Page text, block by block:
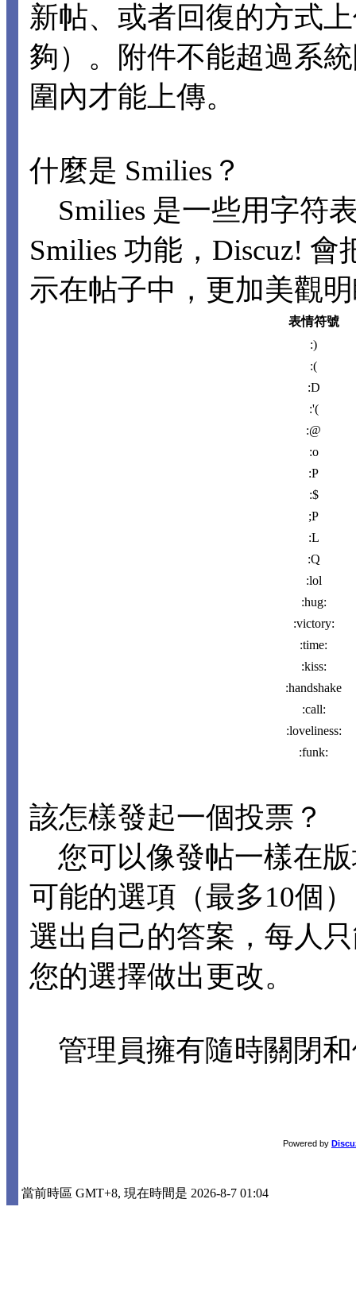
新帖、或者回復的方式
夠）。附件不能超過系
圍內才能上傳。
什麼是 Smilies？
Smilies 是一些用字符
Smilies 功能，Discuz!
示在帖子中，更加美觀
表情符號
:)
:(
:D
:'(
:@
:o
:P
:$
;P
:L
:Q
:lol
:hug:
:victory:
:time:
:kiss:
:handshake
:call:
:loveliness:
:funk:
該怎樣發起一個投票？
您可以像發帖一樣在
可能的選項（最多10個
選出自己的答案，每人
您的選擇做出更改。
管理員擁有隨時關閉
Powered by
當前時區 GMT+8, 現在時間是 2026-8-7 01:04